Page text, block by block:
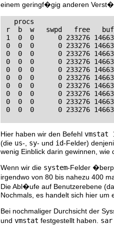
einem geringf�gig anderen
procs
r  b  w   swpd   free
1  0  0      0 233276
0  0  0      0 233276
0  0  0      0 233276
0  0  0      0 233276
0  0  0      0 233276
0  0  0      0 233276
0  0  0      0 233276
0  0  0      0 233276
0  0  0      0 233276
0  0  0      0 233276
Hier haben wir den Befehl vmstat
(die us-, sy- und id-Felder)
wenig Einblick darin gewinnen, wie
Wenn wir die system-Felder
irgendwo von 80 bis nahezu 400
Die Abl�ufe auf Benutzerebene
Nochmals, es handelt sich hier um
Bei nochmaliger Durchsicht der
und vmstat festgestellt haben. sar